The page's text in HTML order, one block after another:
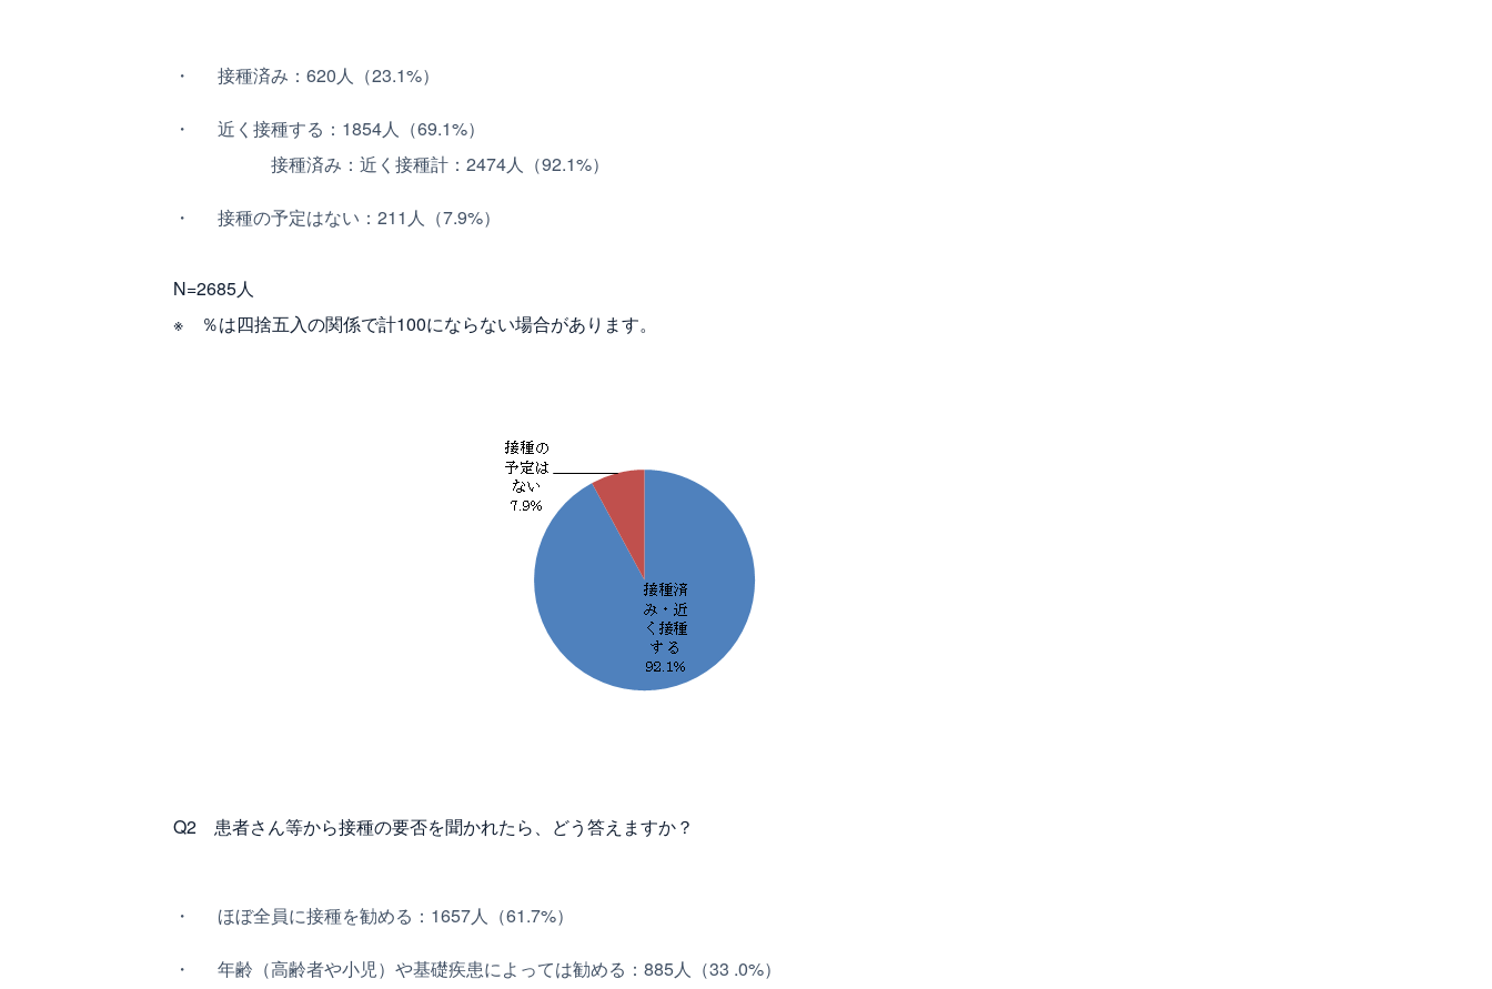
接種済み：620人（23.1%）
近く接種する：1854人（69.1%）
接種済み：近く接種計：2474人（92.1%）
接種の予定はない：211人（7.9%）
N=2685人
※ ％は四捨五入の関係で計100にならない場合があります。
Q2 患者さん等から接種の要否を聞かれたら、どう答えますか？
ほぼ全員に接種を勧める：1657人（61.7%）
年齢（高齢者や小児）や基礎疾患によっては勧める：885人（33 .0%）